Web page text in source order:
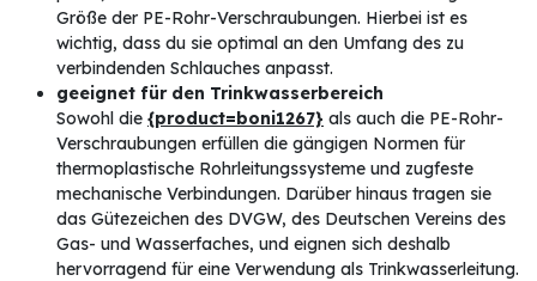
Größe der PE-Rohr-Verschraubungen. Hierbei ist es
wichtig, dass du sie optimal an den Umfang des zu
verbindenden Schlauches anpasst.
geeignet für den Trinkwasserbereich
Sowohl die {product=boni1267} als auch die PE-Rohr-
Verschraubungen erfüllen die gängigen Normen für
thermoplastische Rohrleitungssysteme und zugfeste
mechanische Verbindungen. Darüber hinaus tragen sie
das Gütezeichen des DVGW, des Deutschen Vereins des
Gas- und Wasserfaches, und eignen sich deshalb
hervorragend für eine Verwendung als Trinkwasserleitung.